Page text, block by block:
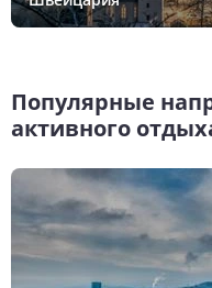
Популярные
активного